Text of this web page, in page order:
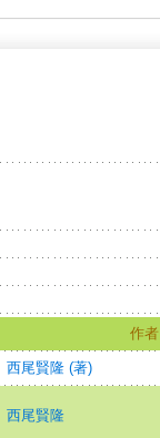
作者
西尾賢隆 (著)
西尾賢隆